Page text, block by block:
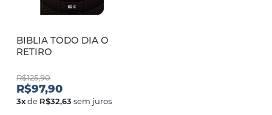
BIBLIA TODO DIA O
RETIRO
R$125,90
R$97,90
3xde R$32,63 sem juros